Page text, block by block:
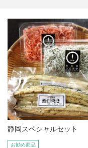
静岡スペシャルセット
お勧め商品